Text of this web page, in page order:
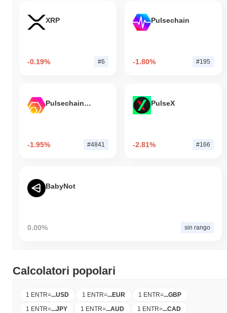
XRP
-0.19% #6
Pulsechain
-1.80% #195
Pulsechain Bridged HEX (Pulsechain)
-1.95% #4841
PulseX
-2.81% #166
BabyNot
0.00% sin rango
Calcolatori popolari
1 ENTR=...USD 1 ENTR=...EUR 1 ENTR=...GBP
1 ENTR=...JPY 1 ENTR=...AUD 1 ENTR=...CAD